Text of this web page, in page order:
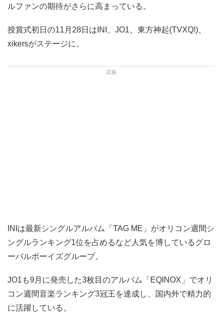
ルファンの期待がさらに高まっている。
授賞式初日の11月28日はINI、JO1、東方神起(TVXQ!)、
xikersがステージに。
INIは最新シングルアルバム「TAG ME」がオリコン週間シ
ングルランキング1位を占めるなど人気を博しているグロ
ーバルボーイズグループ。
JO1も9月に発売した3枚目のアルバム「EQINOX」でオリ
コン週間音楽ランキング3冠王を達成し、国内外で精力的
に活躍している。